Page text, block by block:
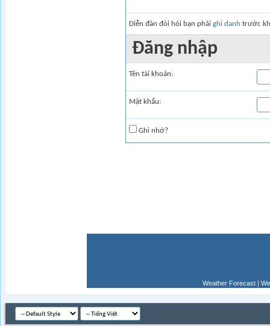
Diễn đàn đòi hỏi bạn phải ghi danh trước
Ðăng nhập
Tên tài khoản:
Mật khẩu:
Ghi nhớ?
Weather Forecast |